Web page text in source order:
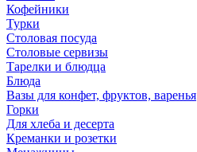
Кофейники
Турки
Столовая посуда
Столовые сервизы
Тарелки и блюдца
Блюда
Вазы для конфет, фруктов, варенья
Горки
Для хлеба и десерта
Креманки и розетки